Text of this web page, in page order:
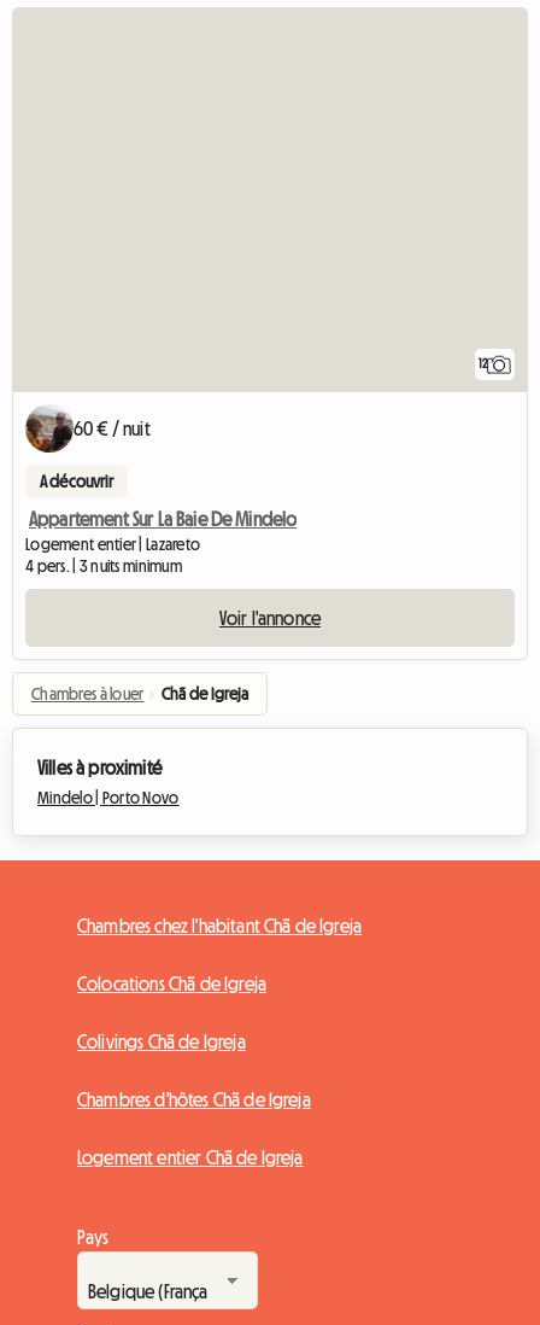
12
60 € / nuit
A découvrir
Appartement Sur La Baie De Mindelo
Logement entier | Lazareto
4 pers. | 3 nuits minimum
Voir l'annonce
Chambres à louer › Chã de Igreja
Villes à proximité
Mindelo | Porto Novo
Chambres chez l'habitant Chã de Igreja
Colocations Chã de Igreja
Colivings Chã de Igreja
Chambres d'hôtes Chã de Igreja
Logement entier Chã de Igreja
Pays